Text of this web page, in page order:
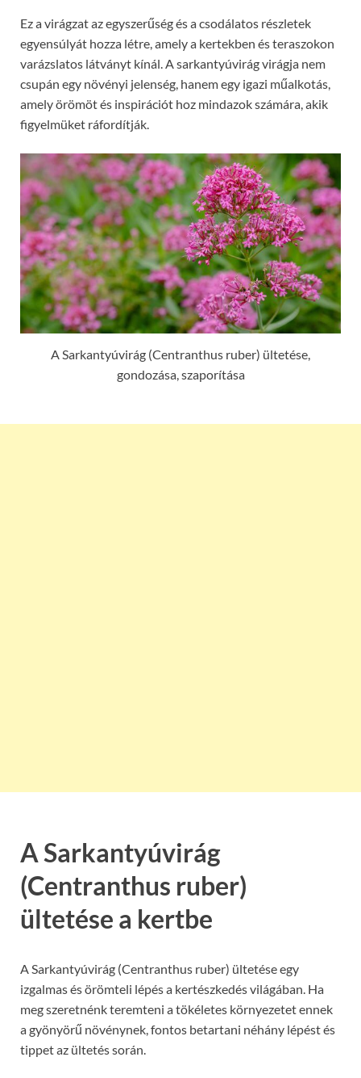
Ez a virágzat az egyszerűség és a csodálatos részletek
egyensúlyát hozza létre, amely a kertekben és teraszokon
varázslatos látványt kínál. A sarkantyúvirág virágja nem
csupán egy növényi jelenség, hanem egy igazi műalkotás,
amely örömöt és inspirációt hoz mindazok számára, akik
figyelmüket ráfordítják.
A Sarkantyúvirág (Centranthus ruber) ültetése,
gondozása, szaporítása
A Sarkantyúvirág
(Centranthus ruber)
ültetése a kertbe
A Sarkantyúvirág (Centranthus ruber) ültetése egy
izgalmas és örömteli lépés a kertészkedés világában. Ha
meg szeretnénk teremteni a tökéletes környezetet ennek
a gyönyörű növénynek, fontos betartani néhány lépést és
tippet az ültetés során.